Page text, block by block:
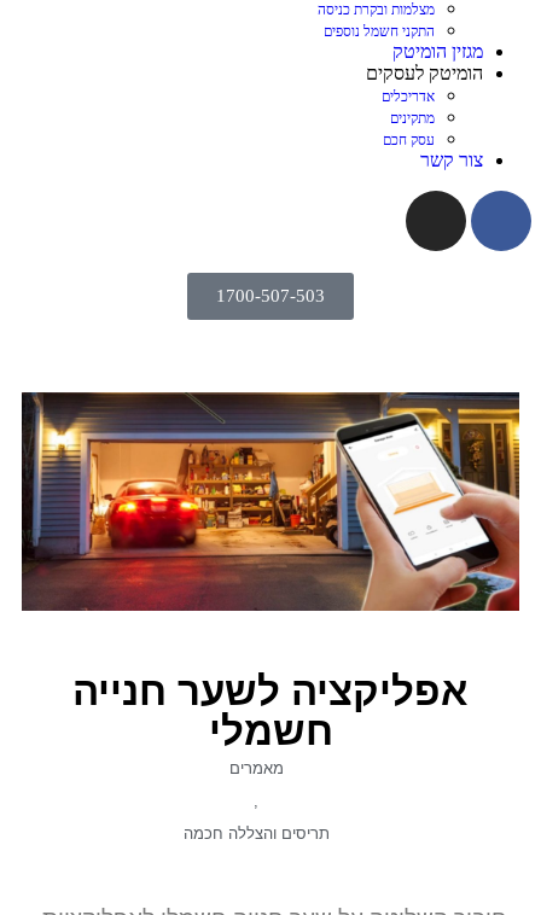
מצלמות ובקרת כניסה
התקני חשמל נוספים
מגזין הומיטק
הומיטק לעסקים
אדריכלים
מתקינים
עסק חכם
צור קשר
1700-507-503
אפליקציה לשער חנייה
חשמלי
מאמרים
תריסים והצללה חכמה